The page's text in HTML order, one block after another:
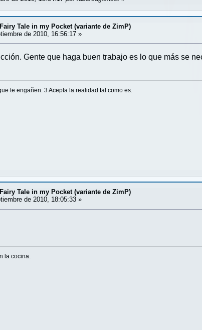
Tale in my Pocket (variante de ZimP)
de 2010, 16:56:17 »
Gente que haga buen trabajo es lo que más se
te engañen. 3 Acepta la realidad tal como es.
Tale in my Pocket (variante de ZimP)
de 2010, 18:05:33 »
la cocina.